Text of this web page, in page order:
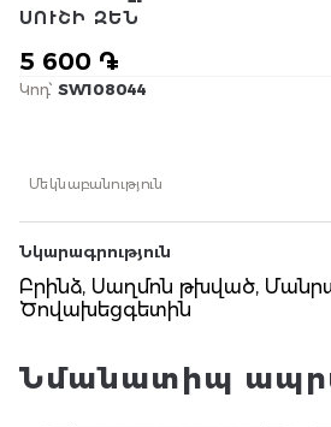
5 600 ֏
ՍՈՒՇԻ ԶԵՆ
Կոդ՝ SW108044
Մեկնաբանություն
Նկարագրություն
Բրինձ, Սաղմոն թխված,
Ծովախեցգետին
Նմանատիպ